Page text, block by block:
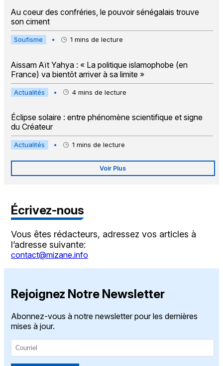
Au coeur des confréries, le pouvoir sénégalais trouve
son ciment
Soufisme • 1 mins de lecture
Aissam Aït Yahya : « La politique islamophobe (en
France) va bientôt arriver à sa limite »
Actualités • 4 mins de lecture
Éclipse solaire : entre phénomène scientifique et signe
du Créateur
Actualités • 1 mins de lecture
Voir Plus
Écrivez-nous
Vous êtes rédacteurs, adressez vos articles à
l’adresse suivante:
contact@mizane.info
Rejoignez Notre Newsletter
Abonnez-vous à notre newsletter pour les dernières
mises à jour.